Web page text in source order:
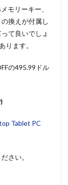
モリーキー、
換えが付属し
て良いでしょ
ります。
の495.99ドル
Tablet PC
さい。